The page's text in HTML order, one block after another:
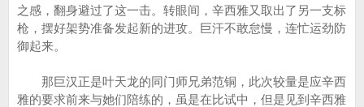
之感，翻身避过了这一击。转眼间，辛西雅又取出了另一支标
枪，摆好架势准备发起新的进攻。巨汗不敢怠慢，连忙运劲防
御起来。
那巨汉正是叶天龙的同门师兄弟范铜，此次较量是应辛西
雅的要求前来与她们陪练的，虽是在比试中，但是见到辛西雅